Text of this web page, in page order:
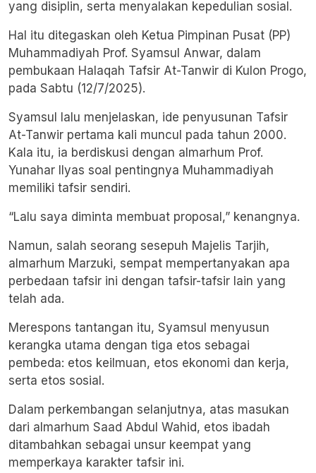
yang disiplin, serta menyalakan kepedulian sosial.
Hal itu ditegaskan oleh Ketua Pimpinan Pusat (PP)
Muhammadiyah Prof. Syamsul Anwar, dalam
pembukaan Halaqah Tafsir At-Tanwir di Kulon Progo,
pada Sabtu (12/7/2025).
Syamsul lalu menjelaskan, ide penyusunan Tafsir
At-Tanwir pertama kali muncul pada tahun 2000.
Kala itu, ia berdiskusi dengan almarhum Prof.
Yunahar Ilyas soal pentingnya Muhammadiyah
memiliki tafsir sendiri.
“Lalu saya diminta membuat proposal,” kenangnya.
Namun, salah seorang sesepuh Majelis Tarjih,
almarhum Marzuki, sempat mempertanyakan apa
perbedaan tafsir ini dengan tafsir-tafsir lain yang
telah ada.
Merespons tantangan itu, Syamsul menyusun
kerangka utama dengan tiga etos sebagai
pembeda: etos keilmuan, etos ekonomi dan kerja,
serta etos sosial.
Dalam perkembangan selanjutnya, atas masukan
dari almarhum Saad Abdul Wahid, etos ibadah
ditambahkan sebagai unsur keempat yang
memperkaya karakter tafsir ini.